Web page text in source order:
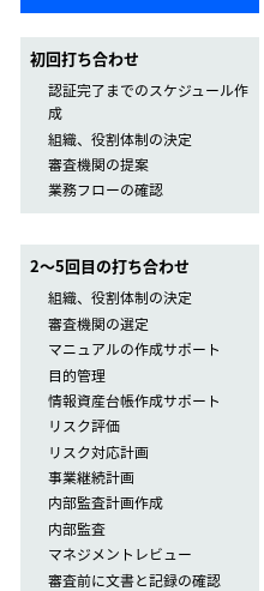
初回打ち合わせ
認証完了までのスケジュール作
成
組織、役割体制の決定
審査機関の提案
業務フローの確認
2〜5回目の打ち合わせ
組織、役割体制の決定
審査機関の選定
マニュアルの作成サポート
目的管理
情報資産台帳作成サポート
リスク評価
リスク対応計画
事業継続計画
内部監査計画作成
内部監査
マネジメントレビュー
審査前に文書と記録の確認